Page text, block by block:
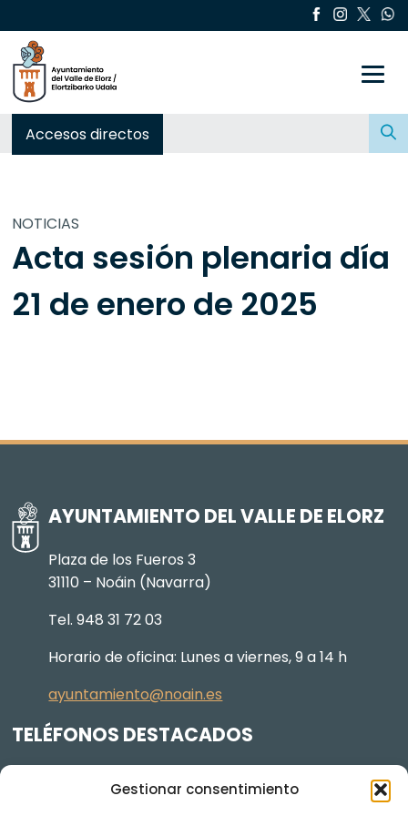
Gestionar consentimiento
Accesos directos
Buscar:
NOTICIAS
Acta sesión plenaria día
21 de enero de 2025
AYUNTAMIENTO DEL VALLE DE ELORZ
Plaza de los Fueros 3
31110 – Noáin (Navarra)
Tel. 948 31 72 03
Horario de oficina: Lunes a viernes, 9 a 14 h
ayuntamiento@noain.es
TELÉFONOS DESTACADOS
605 834 045
948 368 156